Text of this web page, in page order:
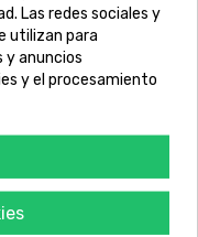
COMPRAR
Las redes sociales y
utilizan para
anuncios
y el procesamiento